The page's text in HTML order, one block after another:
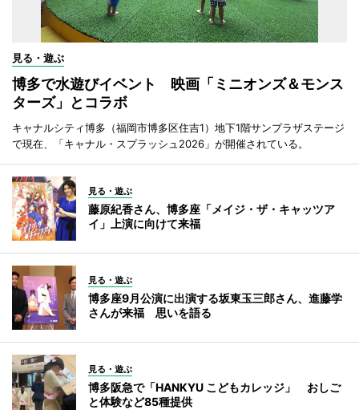
見る・遊ぶ
博多で水遊びイベント 映画「ミニオンズ＆モンス
ターズ」とコラボ
キャナルシティ博多（福岡市博多区住吉1）地下1階サンプラザステージ
で現在、「キャナル・スプラッシュ2026」が開催されている。
見る・遊ぶ
藤原紀香さん、博多座「メイジ・ザ・キャッツア
イ」上演に向けて来福
見る・遊ぶ
博多座9月公演に出演する坂東玉三郎さん、進藤学
さんが来福 思いを語る
見る・遊ぶ
博多阪急で「HANKYU こどもカレッジ」 おしご
と体験など85種提供